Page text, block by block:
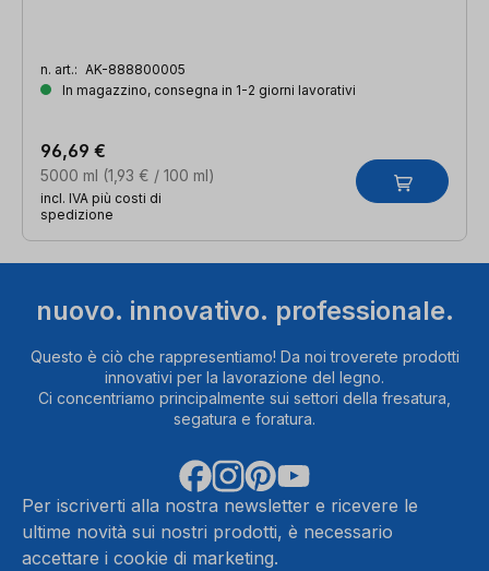
n. art.: AK-888800005
In magazzino, consegna in 1-2 giorni lavorativi
5000 ml (1,93 € / 100 ml)
96,69 €
incl. IVA più costi di
spedizione
nuovo. innovativo. professionale.
Questo è ciò che rappresentiamo! Da noi troverete prodotti
innovativi per la lavorazione del legno.
Ci concentriamo principalmente sui settori della fresatura,
segatura e foratura.
Per iscriverti alla nostra newsletter e ricevere le
ultime novità sui nostri prodotti, è necessario
accettare i cookie di marketing.